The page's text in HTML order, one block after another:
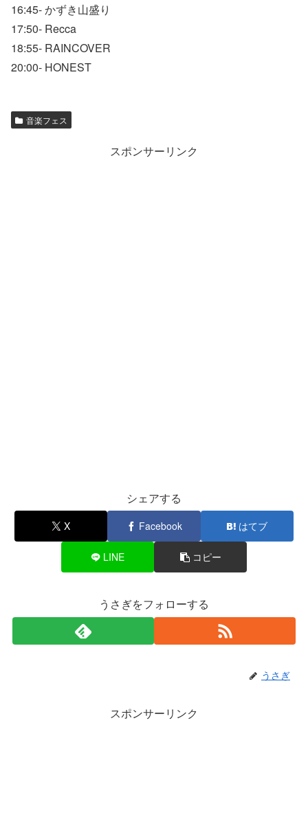
16:45- かずき山盛り
17:50- Recca
18:55- RAINCOVER
20:00- HONEST
音楽フェス
スポンサーリンク
シェアする
X Facebook はてブ
LINE コピー
うさぎをフォローする
うさぎ
スポンサーリンク